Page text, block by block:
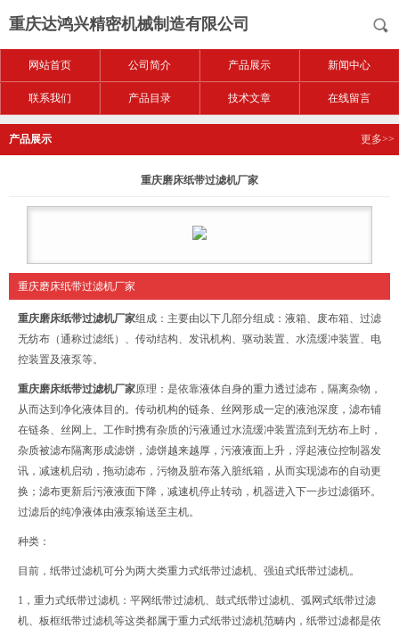
重庆达鸿兴精密机械制造有限公司
网站首页 公司简介 产品展示 新闻中心
联系我们 产品目录 技术文章 在线留言
产品展示 更多>>
重庆磨床纸带过滤机厂家
重庆磨床纸带过滤机厂家
重庆磨床纸带过滤机厂家组成：主要由以下几部分组成：液箱、废布箱、过滤
无纺布（通称过滤纸）、传动结构、发讯机构、驱动装置、水流缓冲装置、电
控装置及液泵等。
重庆磨床纸带过滤机厂家原理：是依靠液体自身的重力透过滤布，隔离杂物，
从而达到净化液体目的。传动机构的链条、丝网形成一定的液池深度，滤布铺
在链条、丝网上。工作时携有杂质的污液通过水流缓冲装置流到无纺布上时，
杂质被滤布隔离形成滤饼，滤饼越来越厚，污液液面上升，浮起液位控制器发
讯，减速机启动，拖动滤布，污物及脏布落入脏纸箱，从而实现滤布的自动更
换；滤布更新后污液液面下降，减速机停止转动，机器进入下一步过滤循环。
过滤后的纯净液体由液泵输送至主机。
种类：
目前，纸带过滤机可分为两大类重力式纸带过滤机、强迫式纸带过滤机。
1，重力式纸带过滤机：平网纸带过滤机、鼓式纸带过滤机、弧网式纸带过滤
机、板框纸带过滤机等这类都属于重力式纸带过滤机范畴内，纸带过滤都是依